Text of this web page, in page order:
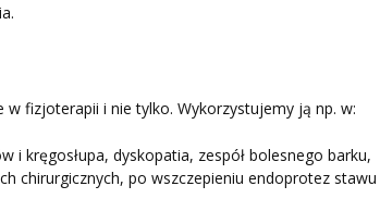
fizjoterapii i nie tylko. Wykorzystujemy ją np. w:
kręgosłupa, dyskopatia, zespół bolesnego barku,
chirurgicznych, po wszczepieniu endoprotez stawu